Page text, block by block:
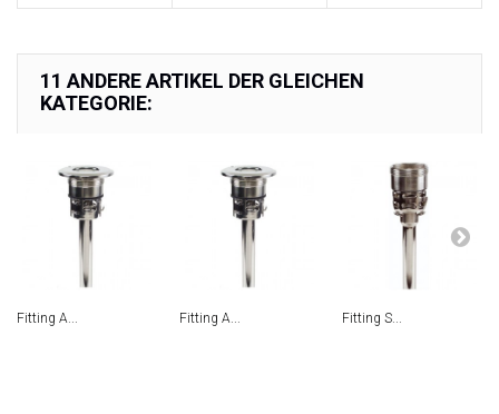
11 ANDERE ARTIKEL DER GLEICHEN
KATEGORIE:
Fitting A... Fitting A... Fitting S...